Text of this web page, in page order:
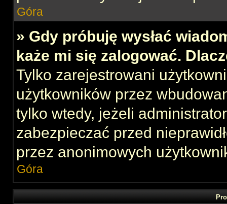
Góra
» Gdy próbuję wysłać
każe mi się zalogować.
Tylko zarejestrowani
użytkowników przez
tylko wtedy, jeżeli
zabezpieczać przed
przez anonimowych
Góra